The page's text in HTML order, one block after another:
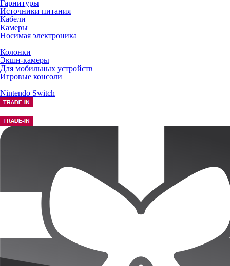
Гарнитуры
Источники питания
Кабели
Камеры
Носимая электроника
Колонки
Экшн-камеры
Для мобильных устройств
Игровые консоли
Nintendo Switch